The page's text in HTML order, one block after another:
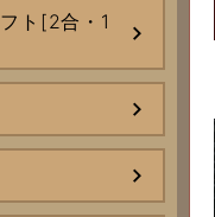
ト[2合・1